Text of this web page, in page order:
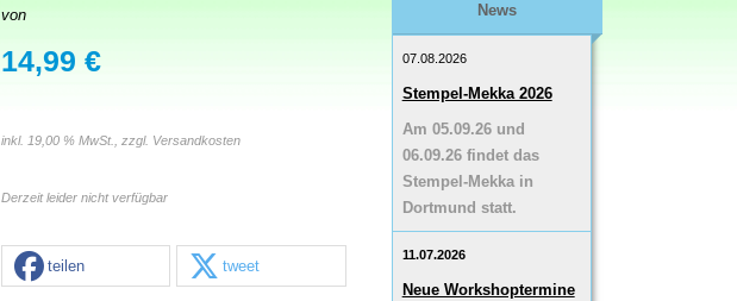
von
14,99 €
inkl. 19,00 % MwSt., zzgl. Versandkosten
Derzeit leider nicht verfügbar
teilen tweet
News
07.08.2026
Stempel-Mekka 2026
Am 05.09.26 und
06.09.26 findet das
Stempel-Mekka in
Dortmund statt.
11.07.2026
Neue Workshoptermine